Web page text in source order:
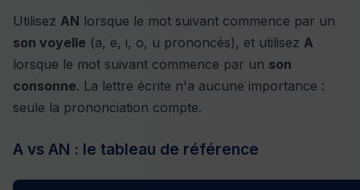
Utilisez AN lorsque le mot suivant commence par un
son voyelle (a, e, i, o, u prononcés), et utilisez A
lorsque le mot suivant commence par un son
consonne. La lettre écrite n'a aucune importance :
seule la prononciation compte.
A vs AN : le tableau de référence